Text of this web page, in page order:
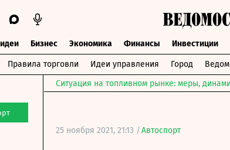
Бизнес Экономика Финансы Инвестиции
Правила торговли Идеи управления Город
Ситуация на топливном рынке: меры,
25 ноября 2021, 21:13 /Автоспорт